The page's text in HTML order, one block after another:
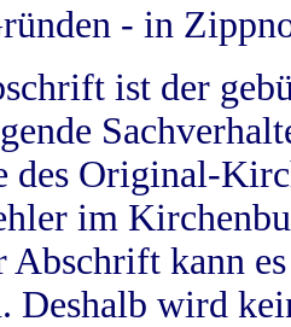
- in
ist der
des Original-
im
kann
Deshalb wird